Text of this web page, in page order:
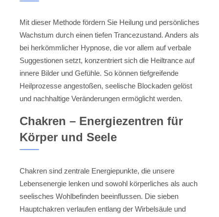
Mit dieser Methode fördern Sie Heilung und persönliches
Wachstum durch einen tiefen Trancezustand. Anders als
bei herkömmlicher Hypnose, die vor allem auf verbale
Suggestionen setzt, konzentriert sich die Heiltrance auf
innere Bilder und Gefühle. So können tiefgreifende
Heilprozesse angestoßen, seelische Blockaden gelöst
und nachhaltige Veränderungen ermöglicht werden.
Chakren – Energiezentren für
Körper und Seele
Chakren sind zentrale Energiepunkte, die unsere
Lebensenergie lenken und sowohl körperliches als auch
seelisches Wohlbefinden beeinflussen. Die sieben
Hauptchakren verlaufen entlang der Wirbelsäule und